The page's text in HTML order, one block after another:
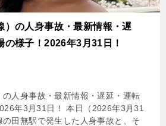
）の人身事故・最新情報・遅
の様子！2026年3月31日！
の人身事故・最新情報・遅延・運転
年3月31日！ 本日（2026年3月31
田無駅で発生した人身事故と、そ